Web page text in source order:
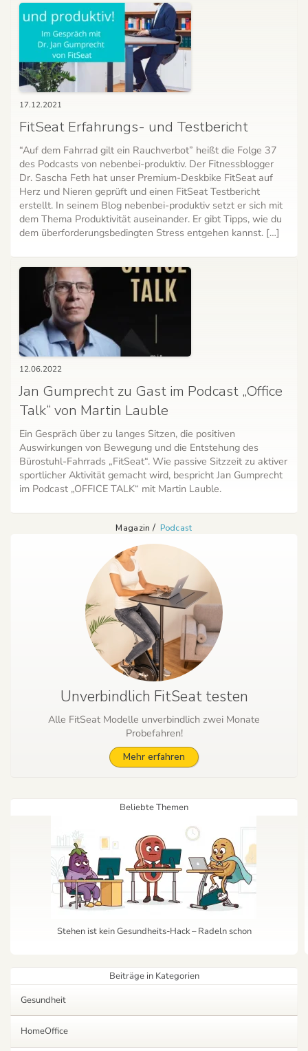
17.12.2021
FitSeat Erfahrungs- und Testbericht
“Auf dem Fahrrad gilt ein Rauchverbot” heißt die Folge 37
des Podcasts von nebenbei-produktiv. Der Fitnessblogger
Dr. Sascha Feth hat unser Premium-Deskbike FitSeat auf
Herz und Nieren geprüft und einen FitSeat Testbericht
erstellt. In seinem Blog nebenbei-produktiv setzt er sich mit
dem Thema Produktivität auseinander. Er gibt Tipps, wie du
dem überforderungsbedingten Stress entgehen kannst. […]
12.06.2022
Jan Gumprecht zu Gast im Podcast „Office
Talk“ von Martin Lauble
Ein Gespräch über zu langes Sitzen, die positiven
Auswirkungen von Bewegung und die Entstehung des
Bürostuhl-Fahrrads „FitSeat“. Wie passive Sitzzeit zu aktiver
sportlicher Aktivität gemacht wird, bespricht Jan Gumprecht
im Podcast „OFFICE TALK“ mit Martin Lauble.
Magazin Podcast
Unverbindlich FitSeat testen
Alle FitSeat Modelle unverbindlich zwei Monate
Probefahren!
Mehr erfahren
Beliebte Themen
Stehen ist kein Gesundheits-Hack – Radeln schon
Beiträge in Kategorien
Gesundheit
HomeOffice